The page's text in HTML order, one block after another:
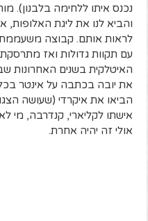
נכנס איתו ללחימה בלבנון).
והביא לנו את ליגת האלופות,
לראות אותם. קבוצה
עם תקוות גדולות ואז
האיטלקית בשנים האחרונות
את יובה בכתבה על אינטר
הביאו את איקרדי (שעושה
אישתו לקליארי, קנדרבה, מי
אולי זה יהיה אחרת.